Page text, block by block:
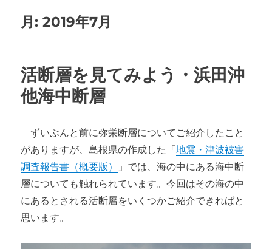
月:2019年7月
活断層を見てみよう・浜田沖
他海中断層
ずいぶんと前に弥栄断層についてご紹介したこと
がありますが、島根県の作成した「地震・津波被害
調査報告書（概要版）
」では、海の中にある海中断
層についても触れられています。今回はその海の中
にあるとされる活断層をいくつかご紹介できればと
思います。